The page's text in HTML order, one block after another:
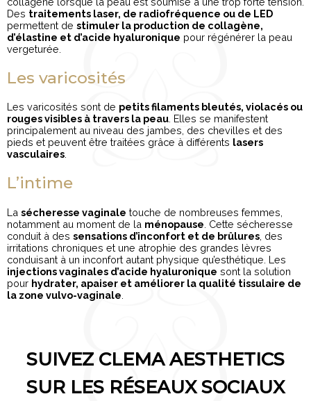
Des traitements laser, de radiofréquence ou de LED
permettent de stimuler la production de collagène,
d’élastine et d’acide hyaluronique pour régénérer la peau
vergeturée.
Les varicosités
Les varicosités sont de petits filaments bleutés, violacés ou
rouges visibles à travers la peau . Elles se manifestent
principalement au niveau des jambes, des chevilles et des
pieds et peuvent être traitées grâce à différents lasers
vasculaires
L’intime
La sécheresse vaginale touche de nombreuses femmes,
notamment au moment de la ménopause . Cette sécheresse
conduit à des sensations d’inconfort et de brûlures , des
irritations chroniques et une atrophie des grandes lèvres
conduisant à un inconfort autant physique qu’esthétique. Les
injections vaginales d’acide hyaluronique sont la solution
pour hydrater, apaiser et améliorer la qualité tissulaire de
la zone vulvo-vaginale
SUIVEZ CLEMA AESTHETICS
SUR LES RÉSEAUX SOCIAUX